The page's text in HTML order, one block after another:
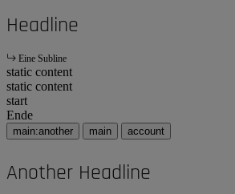
Headline
Eine Subline
static content
static content
start
Ende
main:another main account
Another Headline